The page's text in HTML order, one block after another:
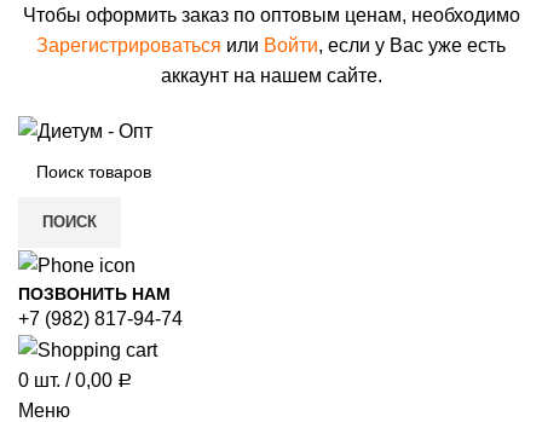
Чтобы оформить заказ по оптовым ценам, необходимо
Зарегистрироваться или Войти, если у Вас уже есть
аккаунт на нашем сайте.
ПОИСК
ПОЗВОНИТЬ НАМ
+7 (982) 817-94-74
0 шт. / 0,00 Р
Меню